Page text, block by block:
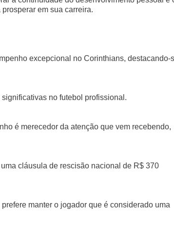
em sua carreira.
excepcional no Corinthians, destacando-
no futebol profissional.
é merecedor da atenção que vem recebendo,
cláusula de rescisão nacional de R$ 370
manter o jogador que é considerado uma